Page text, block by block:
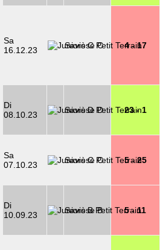
Sa
16.12.23
Savièse C 4 - 17
Di
08.10.23
Savièse D 23 - 1
Sa
07.10.23
Savièse C 5 - 25
Di
10.09.23
Savièse B 5 - 11